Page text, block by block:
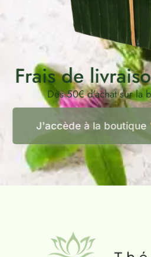
Frais de
Dès 50€ d’achat
J'accède à la